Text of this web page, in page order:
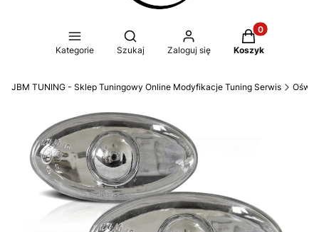
Kategorie
Otwórz wyszukiwarkę
Szukaj Zaloguj się
Produkty w
Koszyk
JBM TUNING - Sklep Tuningowy Online Modyfikacje Tuning Serwis